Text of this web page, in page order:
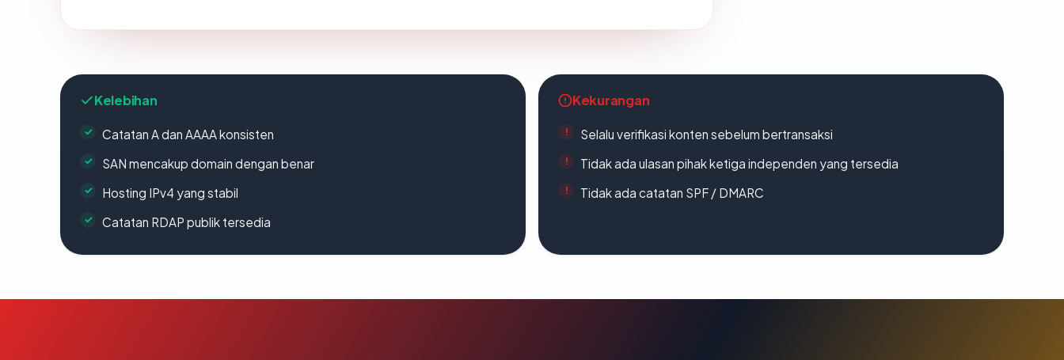
Kelebihan
Catatan A dan AAAA konsisten
SAN mencakup domain dengan benar
Hosting IPv4 yang stabil
Catatan RDAP publik tersedia
Kekurangan
Selalu verifikasi konten sebelum bertransaksi
Tidak ada ulasan pihak ketiga independen yang tersedia
Tidak ada catatan SPF / DMARC